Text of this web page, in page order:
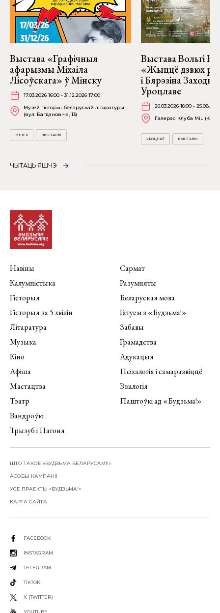
Выстава «Графічныя
афарызмы Міхаіла
Лісоўскага» ў Мінску
17.03.2026 16:00 - 31.12.2026 17:00
Музей гісторыі беларускай літаратуры
(вул. Багдановіча, 13)
МІНСК ВЫСТАВЫ
Выстава Вольгі
«Жыццё дзвюх
і Бярэзіна
Уроцлаве
26.03.2026 16:00 -
Галерэя Клуба MiL
УРОЦЛАЎ ВЫСТАВЫ
ЧЫТАЦЬ ЯШЧЭ
Навіны
Калумністыка
Гісторыя
Гісторыя за 5 хвілін
Літаратура
Музыка
Кіно
Афіша
Мастацтва
Тэатр
Вандроўкі
Трызуб і Пагоня
Сармат
Разумняты
Беларуская мова
Гатуем з «Будзьма!»
Забавы
Грамадства
Адукацыя
Псіхалогія і самаразвіццё
Экалогія
Паштоўкі ад «Будзьма!»
ШТО ТАКОЕ «БУДЗЬМА БЕЛАРУСАМІ!»
АСОБЫ КАМПАНІІ
УСЕ ПРАЕКТЫ «БУДЗЬМА!»
КАРТА САЙТА
FACEBOOK
INSTAGRAM
TELEGRAM
TIKTOK
X (TWITTER)
YOUTUBE